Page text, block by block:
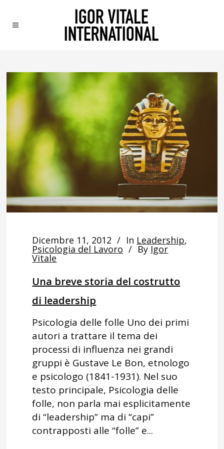
Dicembre 11, 2012 In Leadership,
Psicologia del Lavoro By Igor
Vitale
Una breve storia del costrutto
di leadership
Psicologia delle folle Uno dei primi
autori a trattare il tema dei
processi di influenza nei grandi
gruppi è Gustave Le Bon, etnologo
e psicologo (1841-1931). Nel suo
testo principale, Psicologia delle
folle, non parla mai esplicitamente
di “leadership” ma di “capi”
contrapposti alle “folle” e...